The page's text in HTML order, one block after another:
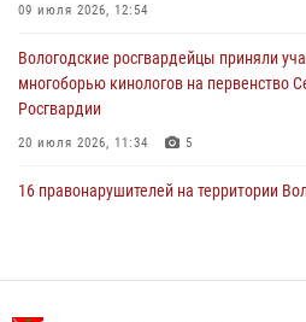
09 июля 2026, 12:54
Вологодские росгвардейцы приняли
многоборью кинологов на первенство
Росгвардии
20 июля 2026, 11:34 5
16 правонарушителей на территории